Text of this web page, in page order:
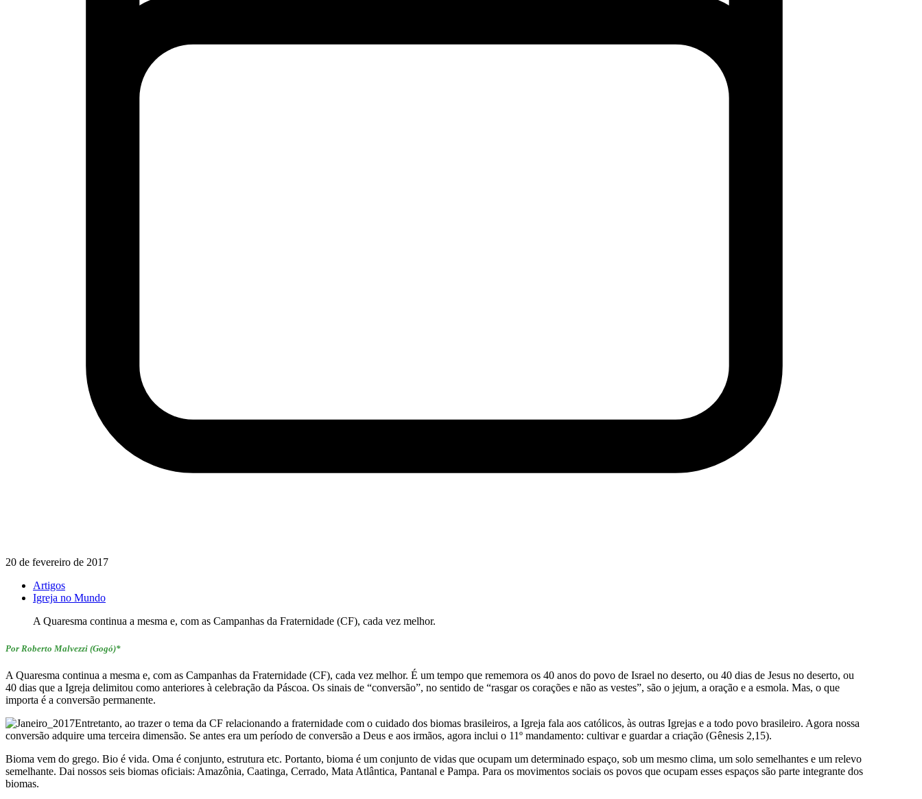
20 de fevereiro de 2017
Artigos
Igreja no Mundo
A Quaresma continua a mesma e, com as Campanhas da Fraternidade (CF), cada vez melhor.
Por Roberto Malvezzi (Gogó)*
A Quaresma continua a mesma e, com as Campanhas da Fraternidade (CF), cada vez melhor. É um tempo que rememora os 40 anos do povo de Israel no deserto, ou 40 dias de Jesus no deserto, ou
40 dias que a Igreja delimitou como anteriores à celebração da Páscoa. Os sinais de “conversão”, no sentido de “rasgar os corações e não as vestes”, são o jejum, a oração e a esmola. Mas, o que
importa é a conversão permanente.
Entretanto, ao trazer o tema da CF relacionando a fraternidade com o cuidado dos biomas brasileiros, a Igreja fala aos católicos, às outras Igrejas e a todo povo brasileiro. Agora nossa
conversão adquire uma terceira dimensão. Se antes era um período de conversão a Deus e aos irmãos, agora inclui o 11º mandamento: cultivar e guardar a criação (Gênesis 2,15).
Bioma vem do grego. Bio é vida. Oma é conjunto, estrutura etc. Portanto, bioma é um conjunto de vidas que ocupam um determinado espaço, sob um mesmo clima, um solo semelhantes e um relevo
semelhante. Dai nossos seis biomas oficiais: Amazônia, Caatinga, Cerrado, Mata Atlântica, Pantanal e Pampa. Para os movimentos sociais os povos que ocupam esses espaços são parte integrante dos
biomas.